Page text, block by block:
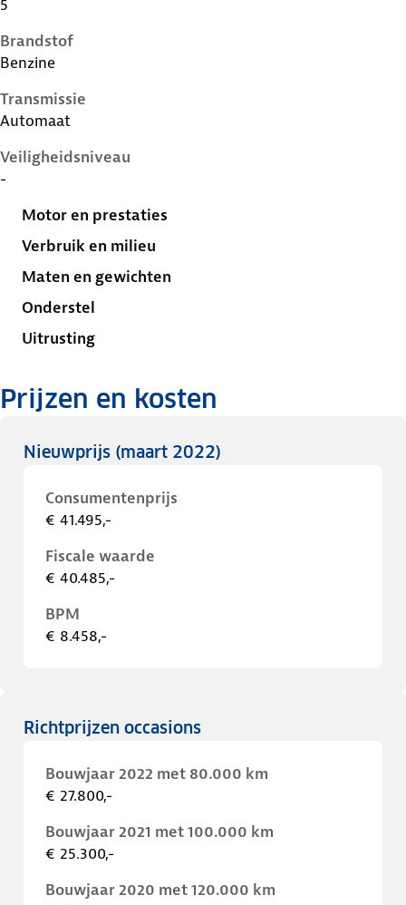
5
Brandstof
Benzine
Transmissie
Automaat
Veiligheidsniveau
-
Motor en prestaties
Verbruik en milieu
Maten en gewichten
Onderstel
Uitrusting
Prijzen en kosten
Nieuwprijs (maart 2022)
Consumentenprijs
€ 41.495,-
Fiscale waarde
€ 40.485,-
BPM
€ 8.458,-
Richtprijzen occasions
Bouwjaar 2022 met 80.000 km
€ 27.800,-
Bouwjaar 2021 met 100.000 km
€ 25.300,-
Bouwjaar 2020 met 120.000 km